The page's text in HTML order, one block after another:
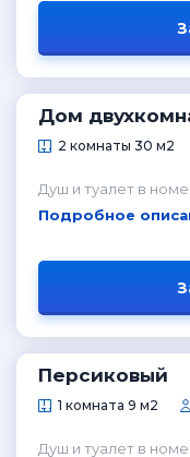
Дом
2 комнаты 30 м2
Душ и туалет в
Подробное
Персиковый
1 комната 9 м2
Душ и туалет в